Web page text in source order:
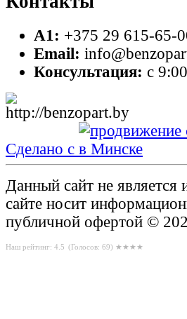
A1: +375 29 615-65-
Email:
Консультация: с
Сделано с
Данный сайт не
сайте носит
публичной офертой ©
Наш рейтинг: 4.5 (Голосов: 69) ★★★★